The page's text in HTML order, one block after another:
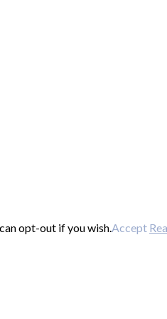
opt-out if you wish. Accept